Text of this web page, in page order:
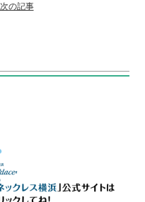
次の記事